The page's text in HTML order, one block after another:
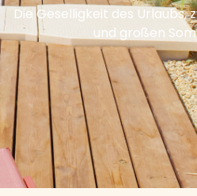
Die Geselligkeit des Urlaubs,
und großen